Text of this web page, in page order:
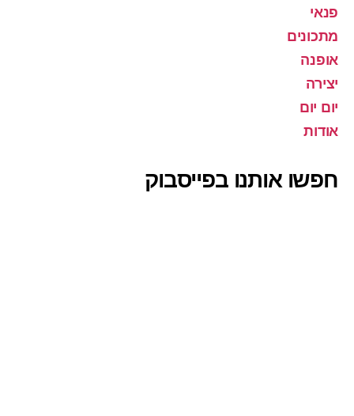
פנאי
מתכונים
אופנה
יצירה
יום יום
אודות
חפשו אותנו בפייסבוק